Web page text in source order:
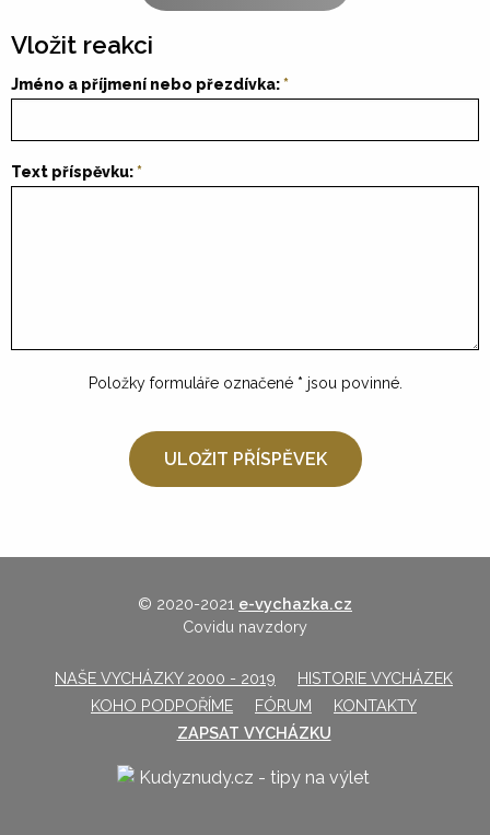
Vložit reakci
Jméno a příjmení nebo přezdívka:
Text příspěvku:
Položky formuláře označené * jsou povinné.
© 2020-2021 e-vychazka.cz
Covidu navzdory
NAŠE VYCHÁZKY 2000 - 2019
HISTORIE VYCHÁZEK
KOHO PODPOŘÍME
FÓRUM
KONTAKTY
ZAPSAT VYCHÁZKU